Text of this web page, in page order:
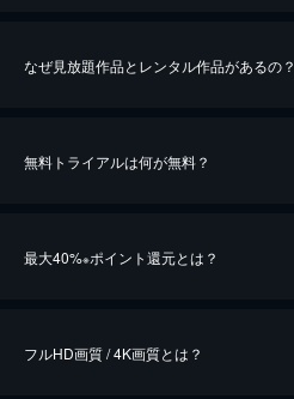
なぜ見放題作品とレンタル作品があるの？
無料トライアルは何が無料？
最大40%※ポイント還元とは？
フルHD画質 / 4K画質とは？